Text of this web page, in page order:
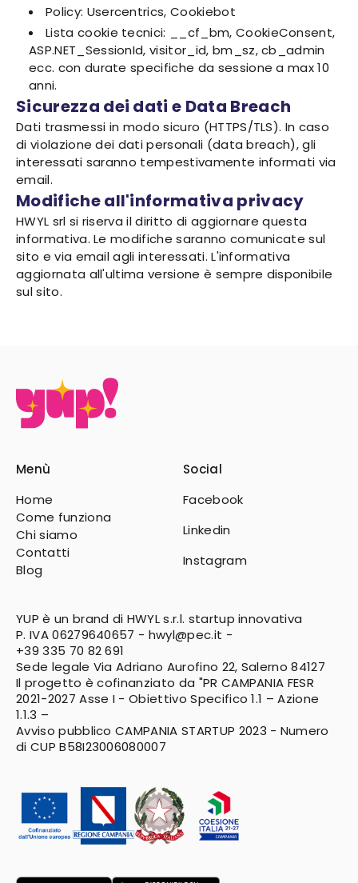
Policy: Usercentrics, Cookiebot
Lista cookie tecnici: __cf_bm, CookieConsent,
ASP.NET_SessionId, visitor_id, bm_sz, cb_admin
ecc. con durate specifiche da sessione a max 10
anni.
Sicurezza dei dati e Data Breach
Dati trasmessi in modo sicuro (HTTPS/TLS). In caso
di violazione dei dati personali (data breach), gli
interessati saranno tempestivamente informati via
email.
Modifiche all'informativa privacy
HWYL srl si riserva il diritto di aggiornare questa
informativa. Le modifiche saranno comunicate sul
sito e via email agli interessati. L'informativa
aggiornata all'ultima versione è sempre disponibile
sul sito.
Menù
Home
Come funziona
Chi siamo
Contatti
Blog
Social
Facebook
Linkedin
Instagram
YUP è un brand di HWYL s.r.l. startup innovativa
P. IVA 06279640657 - hwyl@pec.it -
+39 335 70 82 691
Sede legale Via Adriano Aurofino 22, Salerno 84127
Il progetto è cofinanziato da "PR CAMPANIA FESR
2021-2027 Asse I - Obiettivo Specifico 1.1 – Azione
1.1.3 –
Avviso pubblico CAMPANIA STARTUP 2023 - Numero
di CUP B58I23006080007